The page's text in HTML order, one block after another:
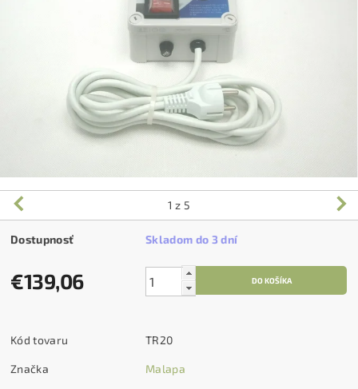
1 z 5
Dostupnosť Skladom do 3 dní
€139,06
Kód tovaru TR20
Značka Malapa